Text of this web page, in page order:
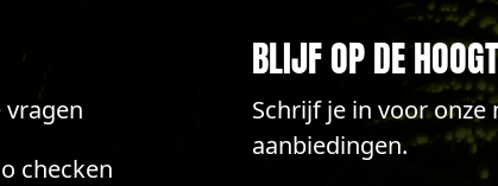
vragen
checken
BLIJF OP DE
Schrijf je in voor
aanbiedingen.